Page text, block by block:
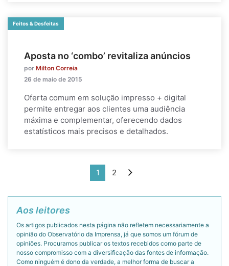
Feitos & Desfeitas
Aposta no ‘combo’ revitaliza anúncios
por Milton Correia
26 de maio de 2015
Oferta comum em solução impresso + digital
permite entregar aos clientes uma audiência
máxima e complementar, oferecendo dados
estatísticos mais precisos e detalhados.
1 2
Aos leitores
Os artigos publicados nesta página não refletem necessariamente a
opinião do Observatório da Imprensa, já que somos um fórum de
opiniões. Procuramos publicar os textos recebidos como parte de
nosso compromisso com a diversificação das fontes de informação.
Como ninguém é dono da verdade, a melhor forma de buscar a